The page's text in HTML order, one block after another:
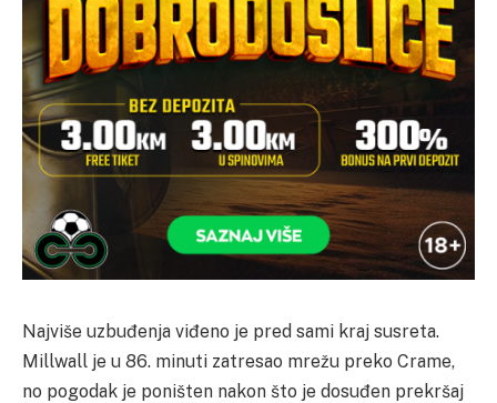
Najviše uzbuđenja viđeno je pred sami kraj susreta.
Millwall je u 86. minuti zatresao mrežu preko Crame,
no pogodak je poništen nakon što je dosuđen prekršaj